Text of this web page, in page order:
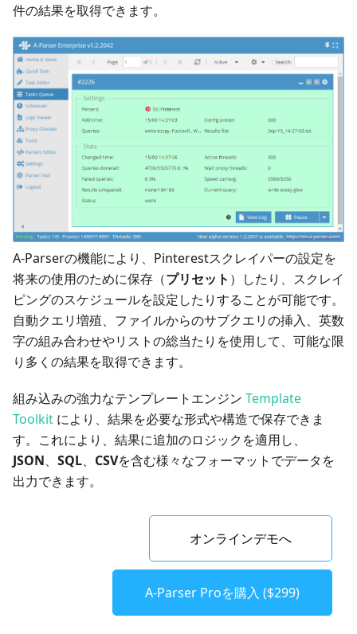
件の結果を取得できます。
A-Parserの機能により、Pinterestスクレイパーの設定を
将来の使用のために保存（プリセット ）したり、スクレイ
ピングのスケジュールを設定したりすることが可能です。
自動クエリ増殖、ファイルからのサブクエリの挿入、英数
字の組み合わせやリストの総当たりを使用して、可能な限
り多くの結果を取得できます。
組み込みの強力なテンプレートエンジン Template
Toolkit により、結果を必要な形式や構造で保存できま
す。これにより、結果に追加のロジックを適用し、
JSON、 SQL、 CSVを含む様々なフォーマットでデータを
出力できます。
オンラインデモへ
A-Parser Proを購入 ($299)